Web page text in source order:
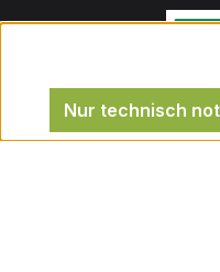
Nur technisch